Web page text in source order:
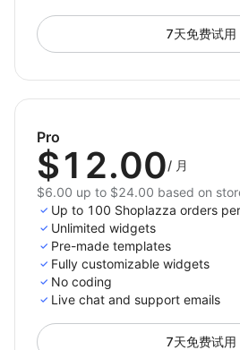
7天免费试用
Pro
$12.00/ 月
$6.00 up to $24.00 based on
Up to 100 Shoplazza orders
Unlimited widgets
Pre-made templates
Fully customizable widgets
No coding
Live chat and support emails
7天免费试用